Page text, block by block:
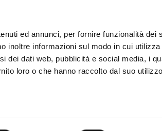
ed annunci, per fornire funzionalità dei
inoltre informazioni sul modo in cui
dei dati web, pubblicità e social media, i
loro o che hanno raccolto dal suo
richiedere un appuntamento
la Segreteria.